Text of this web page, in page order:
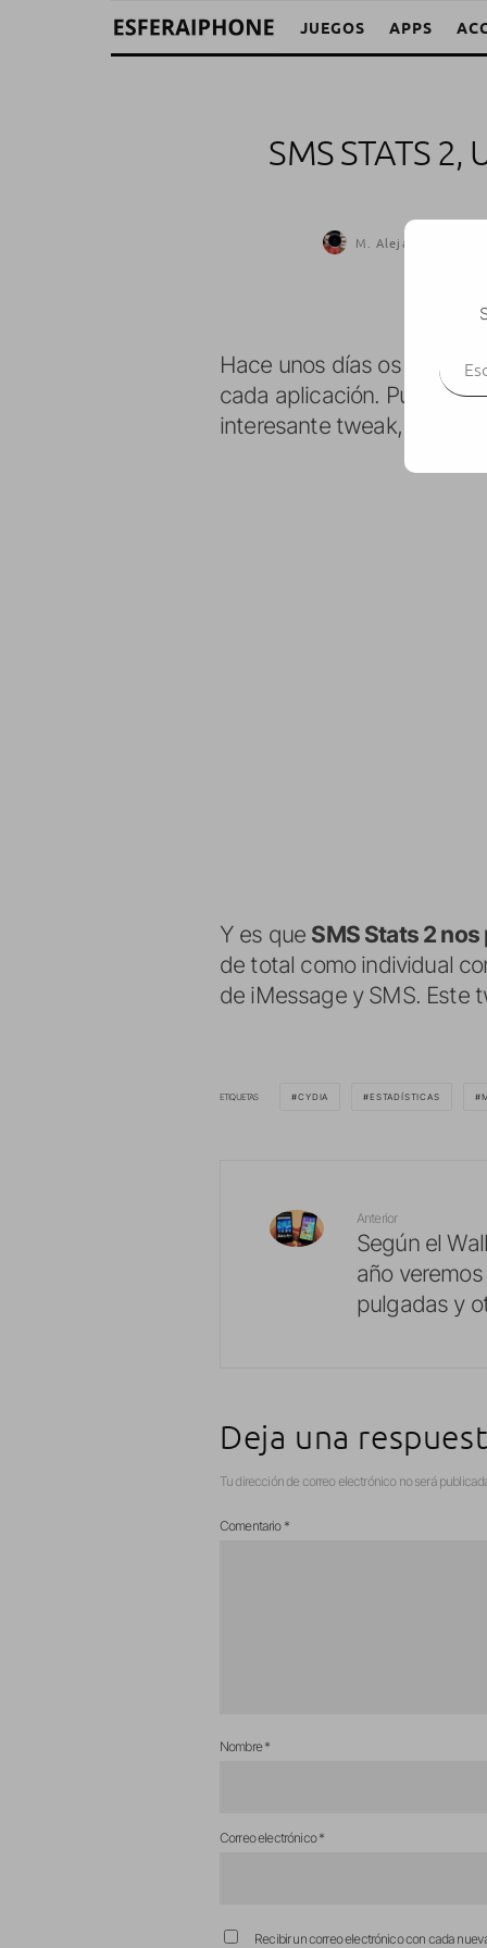
JUEGOS APPS
SMS STATS
M. Alejandro W.
Hace unos días os
cada aplicación. Pues
interesante tweak, pero
Y es que SMS Stats 2
de total como individual
de iMessage y SMS. Este
ETIQUETAS CYDIA ESTADÍSTICAS
Anterior
Según el
año
pulgadas y
Deja una
Tu dirección de correo electrónico no será
Comentario *
Nombre*
Correo electrónico*
Recibir un correo electrónico con cada